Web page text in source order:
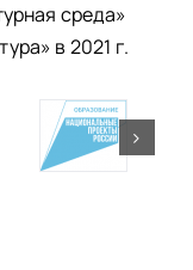
среда»
в 2021 г.